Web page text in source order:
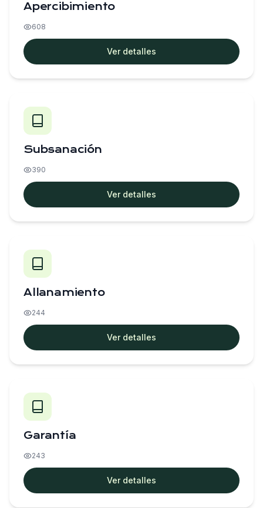
Apercibimiento
608
Ver detalles
Subsanación
390
Ver detalles
Allanamiento
244
Ver detalles
Garantía
243
Ver detalles